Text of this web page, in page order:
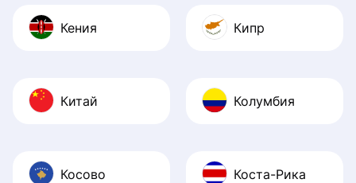
Кения Кипр
Китай Колумбия
Косово Коста-Рика